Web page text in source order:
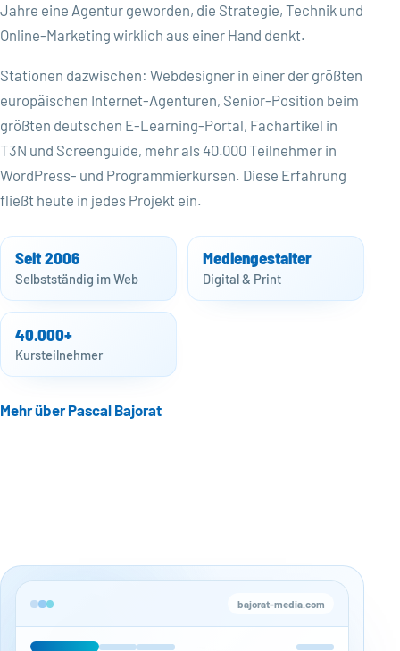
Jahre eine Agentur geworden, die Strategie, Technik und
Online-Marketing wirklich aus einer Hand denkt.
Stationen dazwischen: Webdesigner in einer der größten
europäischen Internet-Agenturen, Senior-Position beim
größten deutschen E-Learning-Portal, Fachartikel in
T3N und Screenguide, mehr als 40.000 Teilnehmer in
WordPress- und Programmierkursen. Diese Erfahrung
fließt heute in jedes Projekt ein.
Seit 2006
Selbstständig im Web
Mediengestalter
Digital & Print
40.000+
Kursteilnehmer
Mehr über Pascal Bajorat
bajorat-media.com